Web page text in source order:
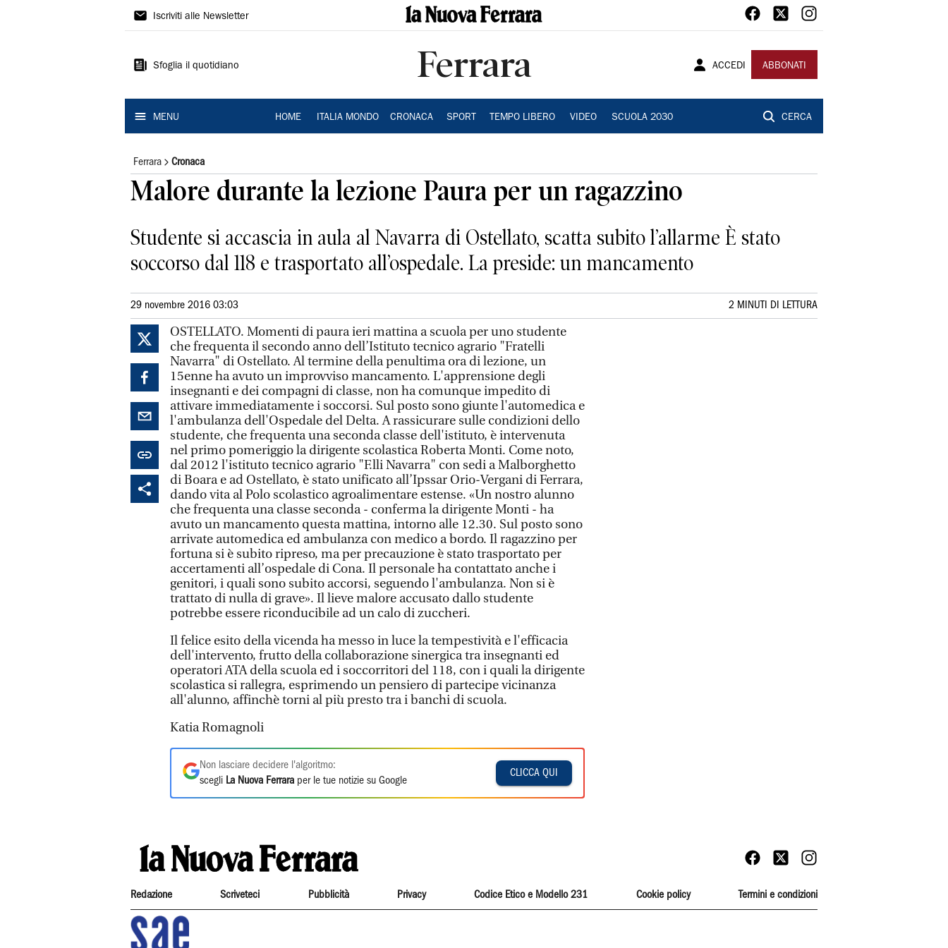
La
Ferrara
Iscriviti alle Newsletter
Sfoglia il quotidiano Ferrara ACCEDI ABBONATI
MENU HOME ITALIA MONDO CRONACA SPORT TEMPO LIBERO VIDEO SCUOLA 2030 CERCA
Ferrara Cronaca
Malore durante la lezione Paura per un ragazzino
Studente si accascia in aula al Navarra di Ostellato, scatta subito l’allarme È stato
soccorso dal 118 e trasportato all’ospedale. La preside: un mancamento
29 novembre 2016 03:03 2 MINUTI DI LETTURA
OSTELLATO. Momenti di paura ieri mattina a scuola per uno studente
che frequenta il secondo anno dell’Istituto tecnico agrario "Fratelli
Navarra" di Ostellato. Al termine della penultima ora di lezione, un
15enne ha avuto un improvviso mancamento. L'apprensione degli
insegnanti e dei compagni di classe, non ha comunque impedito di
attivare immediatamente i soccorsi. Sul posto sono giunte l'automedica e
l'ambulanza dell'Ospedale del Delta. A rassicurare sulle condizioni dello
studente, che frequenta una seconda classe dell'istituto, è intervenuta
nel primo pomeriggio la dirigente scolastica Roberta Monti. Come noto,
dal 2012 l'istituto tecnico agrario "F.lli Navarra" con sedi a Malborghetto
di Boara e ad Ostellato, è stato unificato all’Ipssar Orio-Vergani di Ferrara,
dando vita al Polo scolastico agroalimentare estense. «Un nostro alunno
che frequenta una classe seconda - conferma la dirigente Monti - ha
avuto un mancamento questa mattina, intorno alle 12.30. Sul posto sono
arrivate automedica ed ambulanza con medico a bordo. Il ragazzino per
fortuna si è subito ripreso, ma per precauzione è stato trasportato per
accertamenti all’ospedale di Cona. Il personale ha contattato anche i
genitori, i quali sono subito accorsi, seguendo l'ambulanza. Non si è
trattato di nulla di grave». Il lieve malore accusato dallo studente
potrebbe essere riconducibile ad un calo di zuccheri.
Il felice esito della vicenda ha messo in luce la tempestività e l'efficacia
dell'intervento, frutto della collaborazione sinergica tra insegnanti ed
operatori ATA della scuola ed i soccorritori del 118, con i quali la dirigente
scolastica si rallegra, esprimendo un pensiero di partecipe vicinanza
all'alunno, affinchè torni al più presto tra i banchi di scuola.
Katia Romagnoli
Non lasciare decidere l'algoritmo:
scegli La Nuova Ferrara per le tue notizie su Google
CLICCA QUI
Redazione Scriveteci Pubblicità Privacy Codice Etico e Modello 231 Cookie policy Termini e condizioni